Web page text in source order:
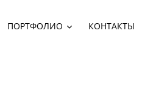
ПОРТФОЛИО КОНТАКТЫ